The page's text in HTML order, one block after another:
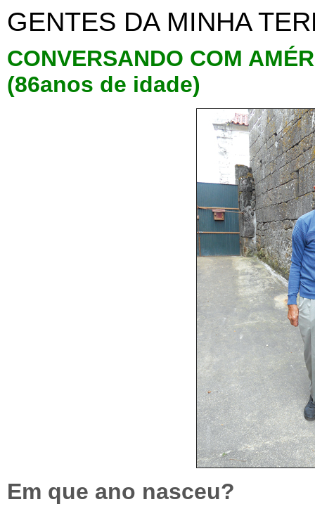
GENTES DA MINHA
CONVERSANDO COM
(86anos de idade)
Em que ano nasceu?